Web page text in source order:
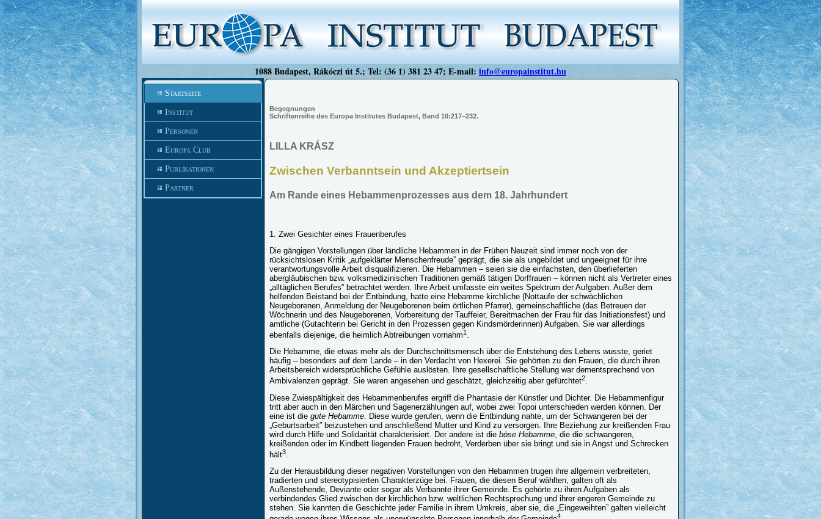
1088 Budapest, Rákóczi út 5.; Tel: (36 1) 381 23 47; E-mail: info@europainstitut.hu
Startseite
Institut
Personen
Europa Club
Publikationen
Partner
Begegnungen
Schriftenreihe des Europa Institutes Budapest, Band 10:217–232.
LILLA KRÁSZ
Zwischen Verbanntsein und Akzeptiertsein
Am Rande eines Hebammenprozesses aus dem 18. Jahrhundert
1. Zwei Gesichter eines Frauenberufes
Die gängigen Vorstellungen über ländliche Hebammen in der Frühen Neuzeit sind immer noch von der
rücksichtslosen Kritik „aufgeklärter Menschenfreude” geprägt, die sie als ungebildet und ungeeignet für ihre
verantwortungsvolle Arbeit disqualifizieren. Die Hebammen – seien sie die einfachsten, den überlieferten
abergläubischen bzw. volksmedizinischen Traditionen gemäß tätigen Dorffrauen – können nicht als Vertreter eines
„alltäglichen Berufes” betrachtet werden. Ihre Arbeit umfasste ein weites Spektrum der Aufgaben. Außer dem
helfenden Beistand bei der Entbindung, hatte eine Hebamme kirchliche (Nottaufe der schwächlichen
Neugeborenen, Anmeldung der Neugeborenen beim örtlichen Pfarrer), gemeinschaftliche (das Betreuen der
Wöchnerin und des Neugeborenen, Vorbereitung der Tauffeier, Bereitmachen der Frau für das Initiationsfest) und
amtliche (Gutachterin bei Gericht in den Prozessen gegen Kindsmörderinnen) Aufgaben. Sie war allerdings
ebenfalls diejenige, die heimlich Abtreibungen vornahm1 .
Die Hebamme, die etwas mehr als der Durchschnittsmensch über die Entstehung des Lebens wusste, geriet
häufig – besonders auf dem Lande – in den Verdacht von Hexerei. Sie gehörten zu den Frauen, die durch ihren
Arbeitsbereich widersprüchliche Gefühle auslösten. Ihre gesellschaftliche Stellung war dementsprechend von
Ambivalenzen geprägt. Sie waren angesehen und geschätzt, gleichzeitig aber gefürchtet2.
Diese Zwiespältigkeit des Hebammenberufes ergriff die Phantasie der Künstler und Dichter. Die Hebammenfigur
tritt aber auch in den Märchen und Sagenerzählungen auf, wobei zwei Topoi unterschieden werden können. Der
eine ist die gute Hebamme . Diese wurde gerufen, wenn die Entbindung nahte, um der Schwangeren bei der
„Geburtsarbeit” beizustehen und anschließend Mutter und Kind zu versorgen. Ihre Beziehung zur kreißenden Frau
wird durch Hilfe und Solidarität charakterisiert. Der andere ist die böse Hebamme , die die schwangeren,
kreißenden oder im Kindbett liegenden Frauen bedroht, Verderben über sie bringt und sie in Angst und Schrecken
hält3
Zu der Herausbildung dieser negativen Vorstellungen von den Hebammen trugen ihre allgemein verbreiteten,
tradierten und stereotypisierten Charakterzüge bei. Frauen, die diesen Beruf wählten, galten oft als
Außenstehende, Deviante oder sogar als Verbannte ihrer Gemeinde. Es gehörte zu ihren Aufgaben als
verbindendes Glied zwischen der kirchlichen bzw. weltlichen Rechtsprechung und ihrer engeren Gemeinde zu
stehen. Sie kannten die Geschichte jeder Familie in ihrem Umkreis, aber sie, die „Eingeweihten” galten vielleicht
4